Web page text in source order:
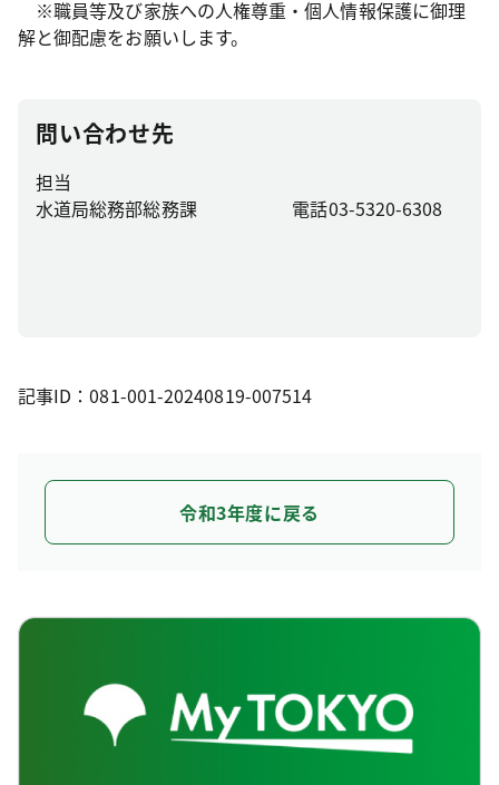
※職員等及び家族への人権尊重・個人情報保護に御理
解と御配慮をお願いします。
問い合わせ先
担当
水道局総務部総務課
電話03-5320-6308
記事ID：081-001-20240819-007514
令和3年度に戻る